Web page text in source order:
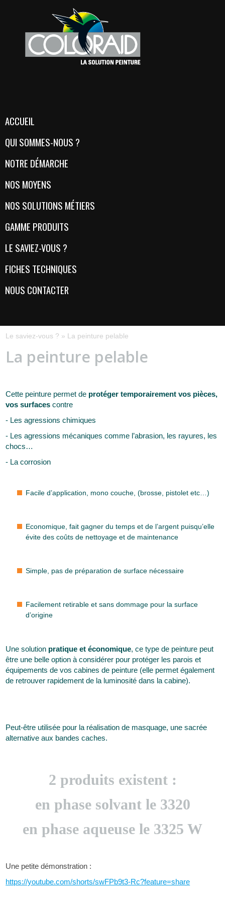
ACCUEIL
QUI SOMMES-NOUS ?
NOTRE DÉMARCHE
NOS MOYENS
NOS SOLUTIONS MÉTIERS
GAMME PRODUITS
LE SAVIEZ-VOUS ?
FICHES TECHNIQUES
NOUS CONTACTER
Le saviez-vous ? » La peinture pelable
La peinture pelable
Cette peinture permet de protégertemporairement vos pièces,
vos surfaces contre
- Les agressions chimiques
- Les agressions mécaniques comme l’abrasion, les rayures, les
chocs…
- La corrosion
Facile d’application, mono couche, (brosse, pistolet etc…)
Economique, fait gagner du temps et de l’argent puisqu’elle
évite des coûts de nettoyage et de maintenance
Simple, pas de préparation de surface nécessaire
Facilement retirable et sans dommage pour la surface
d’origine
Une solution pratique et économique, ce type de peinture peut
être une belle option à considérer pour protéger les parois et
équipements de vos cabines de peinture (elle permet également
de retrouver rapidement de la luminosité dans la cabine).
Peut-être utilisée pour la réalisation de masquage, une sacrée
alternative aux bandes caches.
2 produits existent :
en phase solvant le 3320
en phase aqueuse le 3325 W
Une petite démonstration :
https://youtube.com/shorts/swFPb9t3-Rc?feature=share